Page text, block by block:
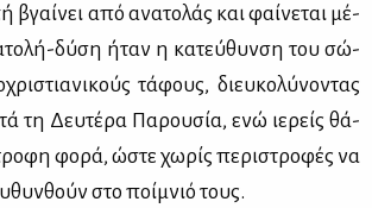
από ανα­το­λάς και φαί­νε­ται μέ­
δύ­ση ήταν η κα­τεύ­θυν­ση του σώ­
τά­φους, διευ­κο­λύ­νο­ντας
τη Δευ­τέ­ρα Πα­ρου­σία, ενώ ιε­ρείς θά­
φο­ρά, ώστε χω­ρίς πε­ρι­στρο­φές να
στο ποί­μνιό τους.